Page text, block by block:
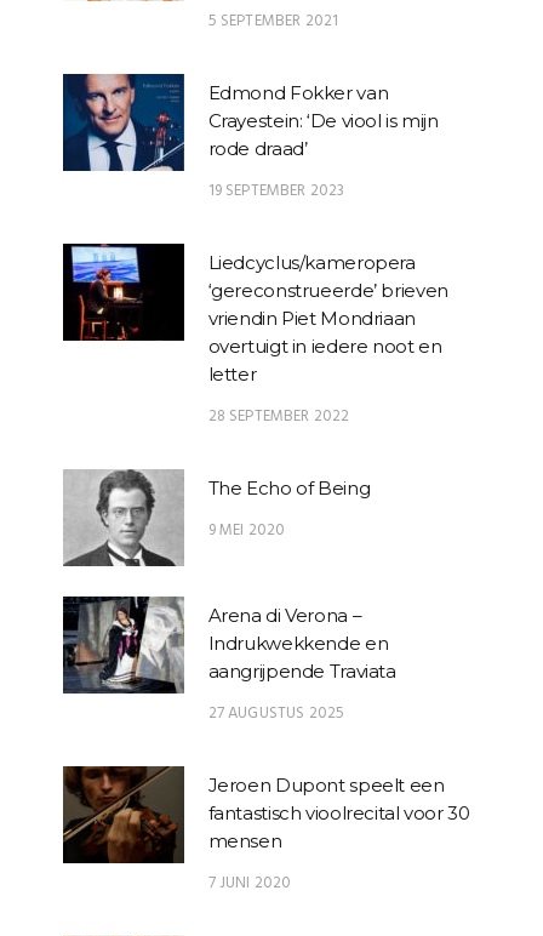
5 SEPTEMBER 2021
Edmond Fokker van
Crayestein: ‘De viool is mijn
rode draad’
19 SEPTEMBER 2023
Liedcyclus/kameropera
‘gereconstrueerde’ brieven
vriendin Piet Mondriaan
overtuigt in iedere noot en
letter
28 SEPTEMBER 2022
The Echo of Being
9 MEI 2020
Arena di Verona –
Indrukwekkende en
aangrijpende Traviata
27 AUGUSTUS 2025
Jeroen Dupont speelt een
fantastisch vioolrecital voor 30
mensen
7 JUNI 2020